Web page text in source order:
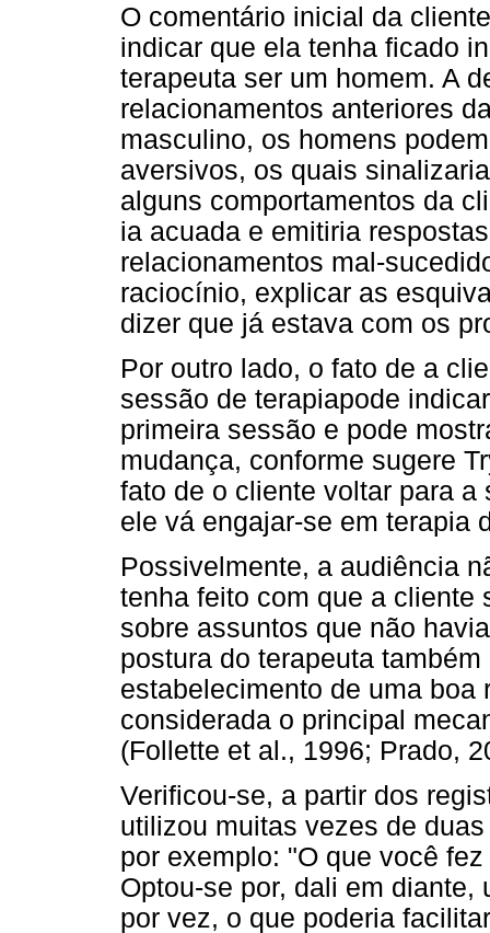
O comentário inicial da
indicar que ela tenha ficado
terapeuta ser um homem. A
relacionamentos anteriores
masculino, os homens
aversivos, os quais
alguns comportamentos da
ia acuada e emitiria
relacionamentos mal-
raciocínio, explicar as
dizer que já estava com os
Por outro lado, o fato de a
sessão de terapiapode
primeira sessão e pode
mudança, conforme sugere
fato de o cliente voltar para
ele vá engajar-se em terapia
Possivelmente, a audiência
tenha feito com que a cliente
sobre assuntos que não
postura do terapeuta
estabelecimento de uma boa
considerada o principal
(Follette et al., 1996; Prado,
Verificou-se, a partir dos
utilizou muitas vezes de
por exemplo: "O que você
Optou-se por, dali em
por vez, o que poderia